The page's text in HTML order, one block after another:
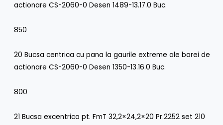
actionare CS-2060-0 Desen 1489-13.17.0 Buc.
850
20 Bucsa centrica cu pana la gaurile extreme ale barei de
actionare CS-2060-0 Desen 1350-13.16.0 Buc.
800
21 Bucsa excentrica pt. FmT 32,2×24,2×20 Pr.2252 set 210